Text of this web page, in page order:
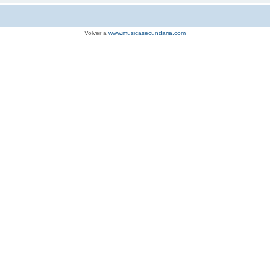
Volver a www.musicasecundaria.com